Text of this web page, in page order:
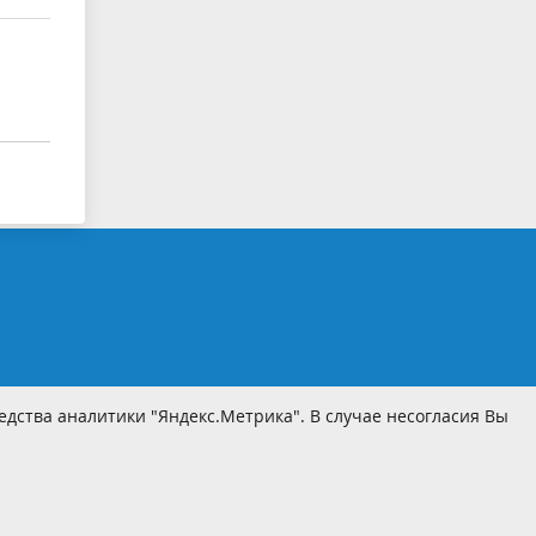
аналитики "Яндекс.Метрика". В случае несогласия Вы